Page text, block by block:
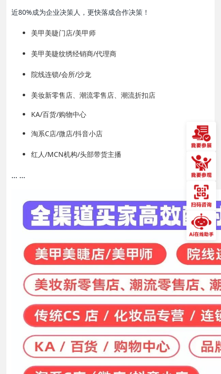
近80%成为企业决策人，更快落成合作决策！
美甲美睫门店/美甲师
美甲美睫纹绣经销商/代理商
院线连锁/会所/沙龙
美妆新零售店、潮流零售店、潮流折扣店
KA/百货/购物中心
淘系C店/微店/抖音小店
红人/MCN机构/头部带货主播
... ...